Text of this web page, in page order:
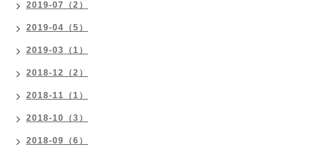
2019-07（2）
2019-04（5）
2019-03（1）
2018-12（2）
2018-11（1）
2018-10（3）
2018-09（6）